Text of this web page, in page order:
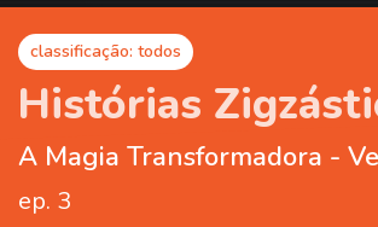
classificação: todos
Histórias
A Magia Transformadora -
ep. 3